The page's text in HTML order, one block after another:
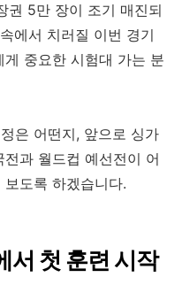
권 5만 장이 조기 매진되
에서 치러질 이번 경기
중요한 시험대 가는 분
은 어떤지, 앞으로 싱가
과 월드컵 예선전이 어
도록 하겠습니다.
서 첫 훈련 시작